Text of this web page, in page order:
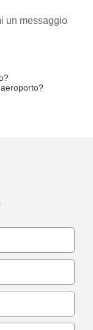
un messaggio